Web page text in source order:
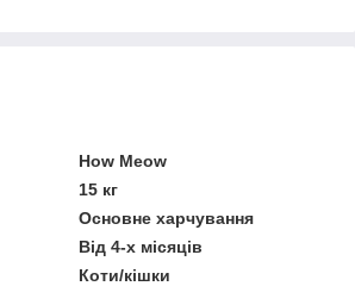
How Meow
15 кг
Основне харчування
Від 4-х місяців
Коти/кішки